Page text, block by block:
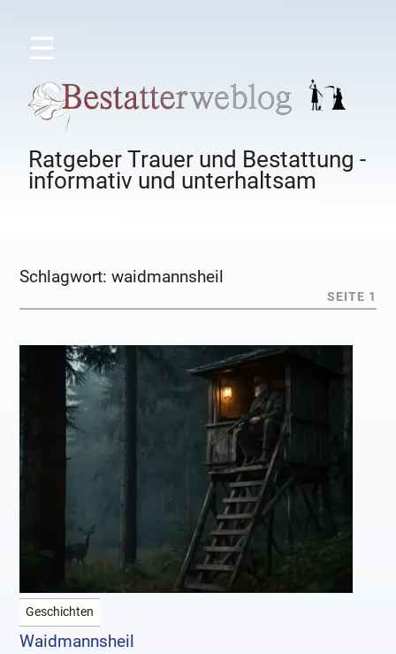
☰
Ratgeber Trauer und Bestattung -
informativ und unterhaltsam
Schlagwort:waidmannsheil
SEITE 1
Geschichten
Waidmannsheil